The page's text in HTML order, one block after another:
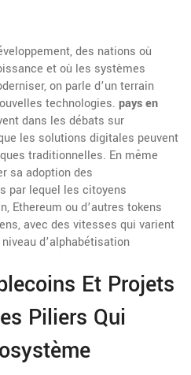
,des nations où
et où les systèmes
, on parle d’un terrain
technologies. pays en
dans les débats sur
les solutions digitales peuvent
traditionnelles. En même
sa adoption des
par lequel les citoyens
Ethereum ou d’autres tokens
, avec des vitesses qui varient
d’alphabétisation
Et Projets
Piliers Qui